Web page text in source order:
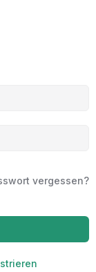
vergessen?